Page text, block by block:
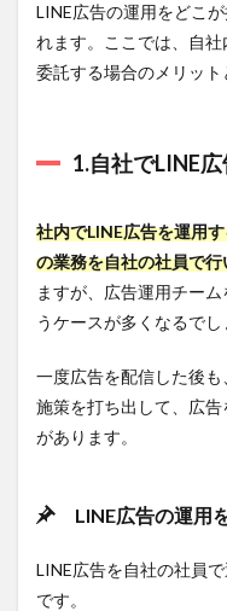
8.クリ
エイ
ティ
ブの
かさ
3.9
9.LINE
広告
ネッ
トワ
ーク
効活
用す
告を自
社で運
際に注
LINE広告の運用をどこ
れます。ここでは、自
委託する場合のメリット
1.自社でLINE
社内でLINE広告を運用
の業務を自社の社員で行
ますが、広告運用チー
うケースが多くなるでし
一度広告を配信した後
施策を打ち出して、広
があります。
LINE広告の運用
LINE広告を自社の社員
です。